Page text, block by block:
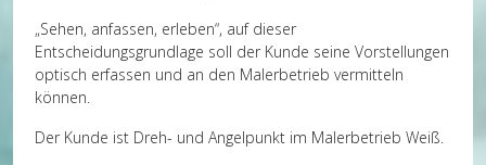
„Sehen, anfassen, erleben“, auf dieser
Entscheidungsgrundlage soll der Kunde seine Vorstellungen
optisch erfassen und an den Malerbetrieb vermitteln
können.
Der Kunde ist Dreh- und Angelpunkt im Malerbetrieb Weiß.